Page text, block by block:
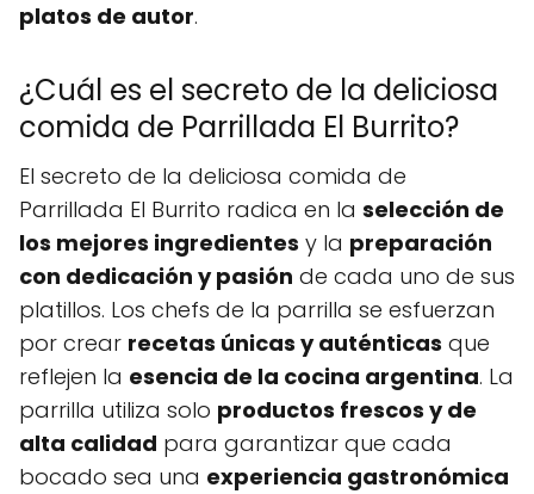
platos de autor.
¿Cuál es el secreto de la deliciosa
comida de Parrillada El Burrito?
El secreto de la deliciosa comida de
Parrillada El Burrito radica en la selección de
los mejores ingredientes y la preparación
con dedicación y pasión de cada uno de sus
platillos. Los chefs de la parrilla se esfuerzan
por crear recetas únicas y auténticas que
reflejen la esencia de la cocina argentina. La
parrilla utiliza solo productos frescos y de
alta calidad para garantizar que cada
bocado sea una experiencia gastronómica